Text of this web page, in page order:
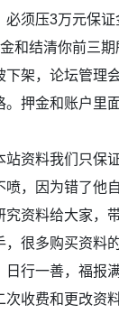
必须压3万元保
和结清你前三
下架，论坛管理
。押金和账户里
站资料我们只保
喷，因为错了他
资料给大家，
，很多购买资料
行一善，福报满
次收费和更改资